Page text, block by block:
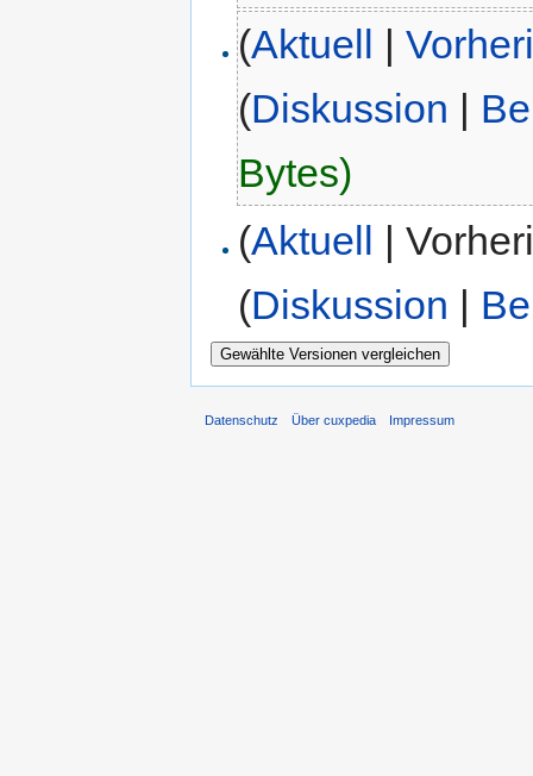
(Aktuell |
(Diskussion |
Bytes)
(Aktuell |
(Diskussion |
Datenschutz Über cuxpedia Impressum